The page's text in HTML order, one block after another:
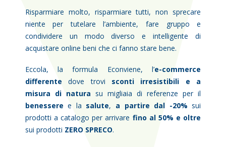
Risparmiare molto, risparmiare tutti, non sprecare
niente per tutelare l’ambiente, fare gruppo e
condividere un modo diverso e intelligente di
acquistare online beni che ci fanno stare bene.
Eccola, la formula Econviene, l’e-commerce
differente dove trovi sconti irresistibili e a
misura di natura su migliaia di referenze per il
benessere e la salute, a partire dal -20% sui
prodotti a catalogo per arrivare fino al 50% e oltre
sui prodotti ZERO SPRECO.